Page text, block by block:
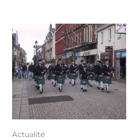
Actualité